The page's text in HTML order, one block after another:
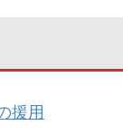
援用